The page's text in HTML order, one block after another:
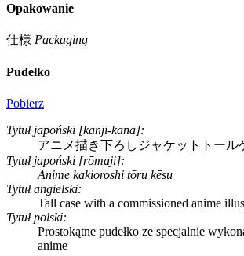
Opakowanie
仕様 Packaging
Pudełko
Pobierz
Tytuł japoński [kanji-kana]:
アニメ描き下ろしジャケットトール
Tytuł japoński [rōmaji]:
Anime kakioroshi tōru kēsu
Tytuł angielski:
Tall case with a commissioned anime
Tytuł polski:
Prostokątne pudełko ze specjalnie
anime